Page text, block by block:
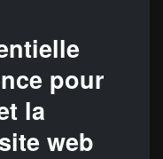
pour
la
web